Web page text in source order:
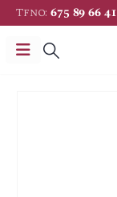
Tfno:675 89 66 41